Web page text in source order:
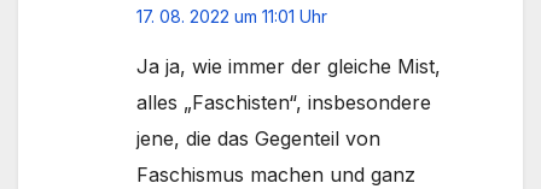
17. 08. 2022 um 11:01 Uhr
Ja ja, wie immer der gleiche Mist,
alles „Faschisten“, insbesondere
jene, die das Gegenteil von
Faschismus machen und ganz